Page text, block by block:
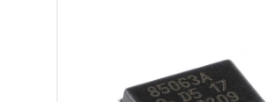
Puce de gestion de l'alimentation